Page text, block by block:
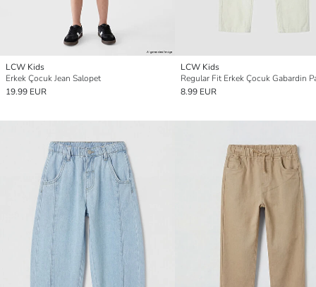
LCW Kids
Erkek Çocuk Jean Salopet
19.99 EUR
LCW Kids
Regular Fit Erkek Çocuk Gabardin
8.99 EUR